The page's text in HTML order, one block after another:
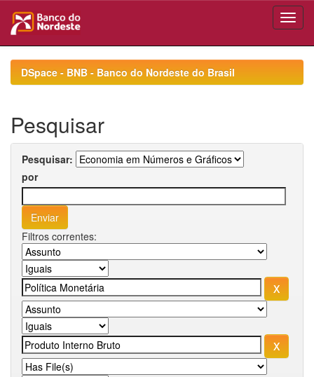
navigationDSpace - BNB - Banco do Nordeste do Brasil
Pesquisar
Pesquisar:
por
Filtros correntes: